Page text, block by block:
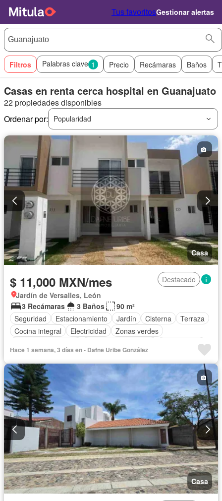
Tus favoritosGestionar alertas
Filtros Palabras clave 1 Precio Recámaras Baños
Casas en renta cerca hospital en Guanajuato
22 propiedades disponibles
Ordenar por:
Popularidad
Casa
$ 11,000 MXN/mes
Destacado
Jardín de Versalles, León
3 Recámaras
3 Baños
90 m²
Seguridad
Estacionamiento Jardín Cisterna
Terraza
Cocina integral
Electricidad
Zonas verdes
Solo familias
Completamente amueblado
Hace 1 semana, 3 días en - Dafne Uribe González
Casa